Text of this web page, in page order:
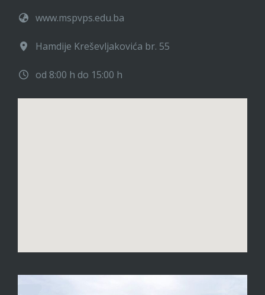
www.mspvps.edu.ba
Hamdije Kreševljakovića br. 55
od 8:00 h do 15:00 h